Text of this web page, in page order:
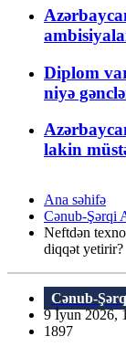
Diplom
niyə
lakin
Ana səhifə
Cənub-Şərqi
Neftdən
diqqət yetirir?
Cənub-
9 İyun
1897